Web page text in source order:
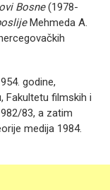
Bosne(1978-
Mehmeda A.
godine,
Fakultetu filmskih i
83, a zatim
medija 1984.